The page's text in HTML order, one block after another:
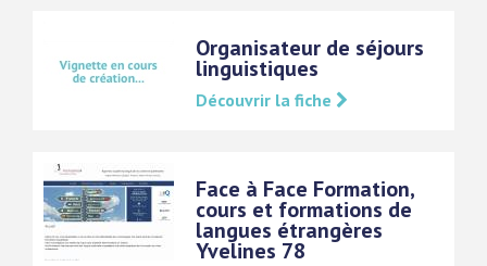
Organisateur de séjours
linguistiques
Découvrir la fiche
Face à Face Formation,
cours et formations de
langues étrangères
Yvelines 78